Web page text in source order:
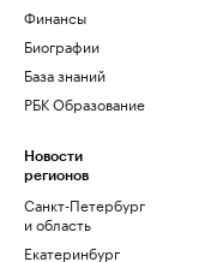
Финансы
Биографии
База знаний
РБК Образование
Новости
регионов
Санкт-Петербург
и область
Екатеринбург